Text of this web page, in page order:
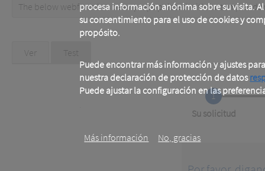
procesa información anónima sobre su visita.
su consentimiento para el uso de cookies y
propósito.
Puede encontrar más información y ajustes
nuestra declaración de protección de datos
Puede ajustar la configuración en las
Más información No, gracias
Warning
message
The below webform has been prepopulated with custom/
Primary
Ver Test
tab)
1
Current
Su solicitud